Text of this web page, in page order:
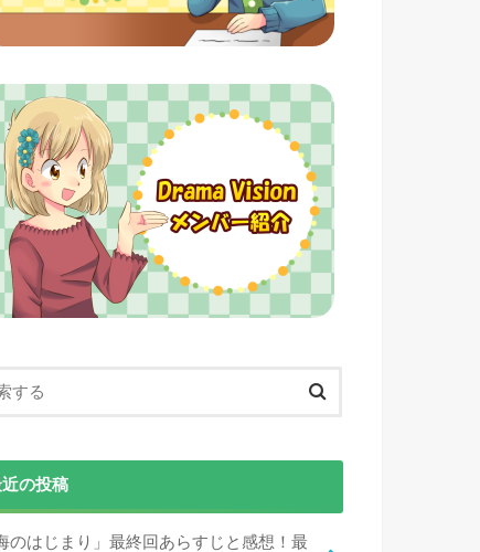
の投稿
のはじまり」最終回あらすじと感想！最